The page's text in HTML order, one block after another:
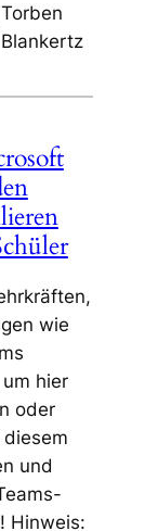
Torben
Blankertz
wie
hier
oder
und
Hinweis: